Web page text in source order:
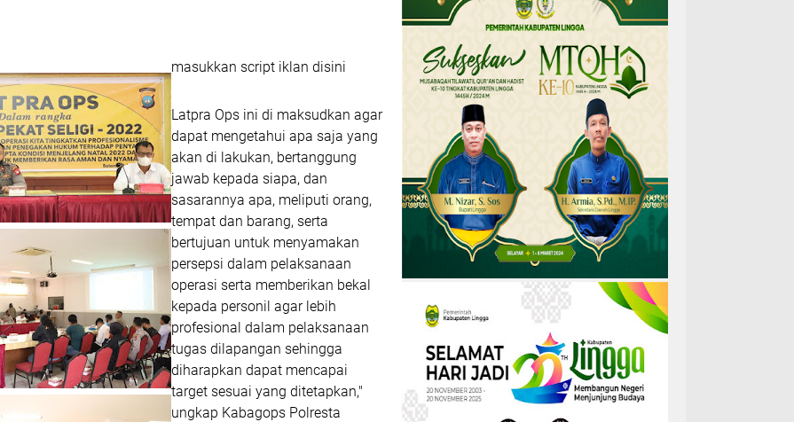
masukkan script iklan disini
Latpra Ops ini di maksudkan agar
dapat mengetahui apa saja yang
akan di lakukan, bertanggung
jawab kepada siapa, dan
sasarannya apa, meliputi orang,
tempat dan barang, serta
bertujuan untuk menyamakan
persepsi dalam pelaksanaan
operasi serta memberikan bekal
kepada personil agar lebih
profesional dalam pelaksanaan
tugas dilapangan sehingga
diharapkan dapat mencapai
target sesuai yang ditetapkan,"
ungkap Kabagops Polresta